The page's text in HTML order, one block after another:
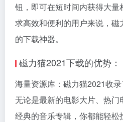
钮，即可在短时间内获得大量
求高效和便利的用户来说，
的下载神器。
磁力猫2021下载的优势：
海量资源库：磁力猫2021收
无论是最新的电影大片、热
经典的音乐专辑，你都能轻